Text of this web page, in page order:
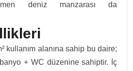
deniz manzarası da
kullanım alanına sahip bu daire;
+ WC düzenine sahiptir. İç